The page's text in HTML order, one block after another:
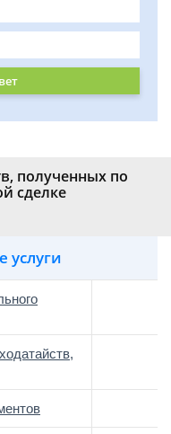
полученных по
сделке
услуги